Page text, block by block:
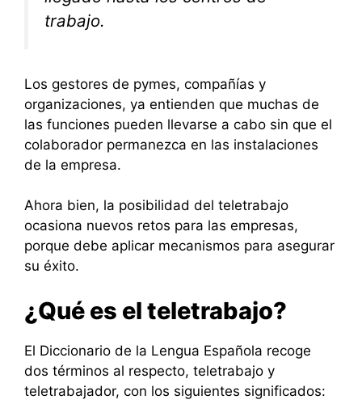
trabajo.
Los gestores de pymes, compañías y
organizaciones, ya entienden que muchas de
las funciones pueden llevarse a cabo sin que el
colaborador permanezca en las instalaciones
de la empresa.
Ahora bien, la posibilidad del teletrabajo
ocasiona nuevos retos para las empresas,
porque debe aplicar mecanismos para asegurar
su éxito.
¿Qué es el teletrabajo?
El Diccionario de la Lengua Española recoge
dos términos al respecto, teletrabajo y
teletrabajador, con los siguientes significados: